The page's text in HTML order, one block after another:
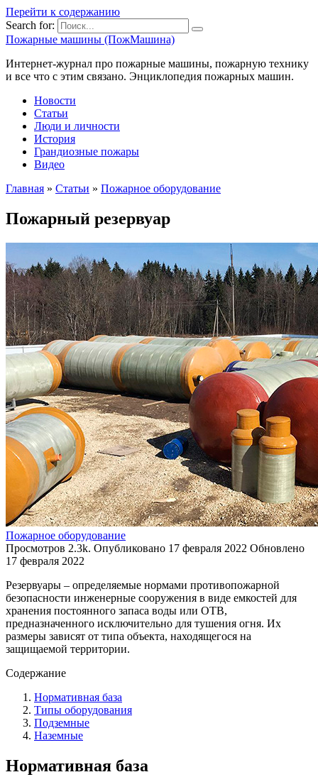
Перейти к содержанию
Search for:
Пожарные машины (ПожМашина)
Интернет-журнал про пожарные машины, пожарную технику
и все что с этим связано. Энциклопедия пожарных машин.
Новости
Статьи
Люди и личности
История
Грандиозные пожары
Видео
Главная » Статьи » Пожарное оборудование
Пожарный резервуар
Пожарное оборудование
Просмотров 2.3k. Опубликовано 17 февраля 2022 Обновлено
17 февраля 2022
Резервуары – определяемые нормами противопожарной
безопасности инженерные сооружения в виде емкостей для
хранения постоянного запаса воды или ОТВ,
предназначенного исключительно для тушения огня. Их
размеры зависят от типа объекта, находящегося на
защищаемой территории.
Содержание
Нормативная база
Типы оборудования
Подземные
Наземные
Нормативная база